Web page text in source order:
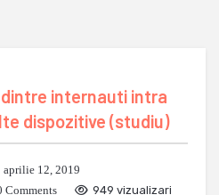
internauti intra
dispozitive (studiu)
aprilie 12, 2019
Comments 949 vizualizari